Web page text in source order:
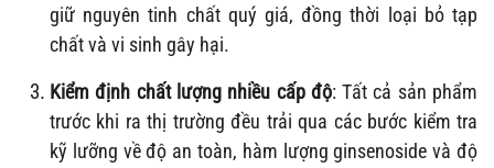
giữ nguyên tinh chất quý giá, đồng thời loại bỏ tạp
chất và vi sinh gây hại.
Kiểm định chất lượng nhiều cấp độ: Tất cả sản phẩm
trước khi ra thị trường đều trải qua các bước kiểm tra
kỹ lưỡng về độ an toàn, hàm lượng ginsenoside và độ